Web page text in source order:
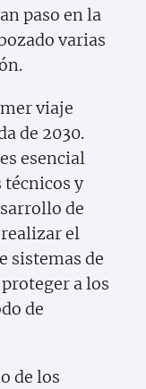
paso en la
varias
viaje
de 2030.
esencial
técnicos y
de
realizar el
sistemas de
a los
de
de los